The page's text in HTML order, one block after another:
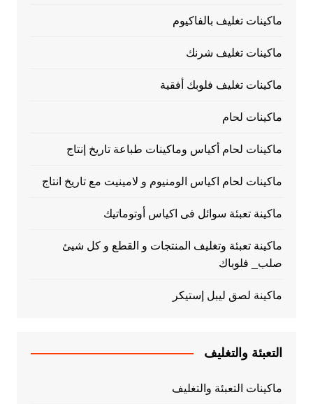
ماكينات تغليف بالفاكيوم
ماكينات تغليف شرنك
ماكينات تغليف فلوبك أفقية
ماكينات لحام
ماكينات لحام أكياس وماكينات طباعة تاريخ إنتاج
ماكينات لحام اكياس الومنيوم و لامينيت مع تاريخ انتاج
ماكينة تعبئة سوائل فى اكياس أوتوماتيك
ماكينة تعبئة وتغليف المنتجات و القطع و كل شيئ
صلب_ فلوباك
ماكينة لصق ليبل إستيكر
التعبئة والتغليف
ماكينات التعبئة والتغليف